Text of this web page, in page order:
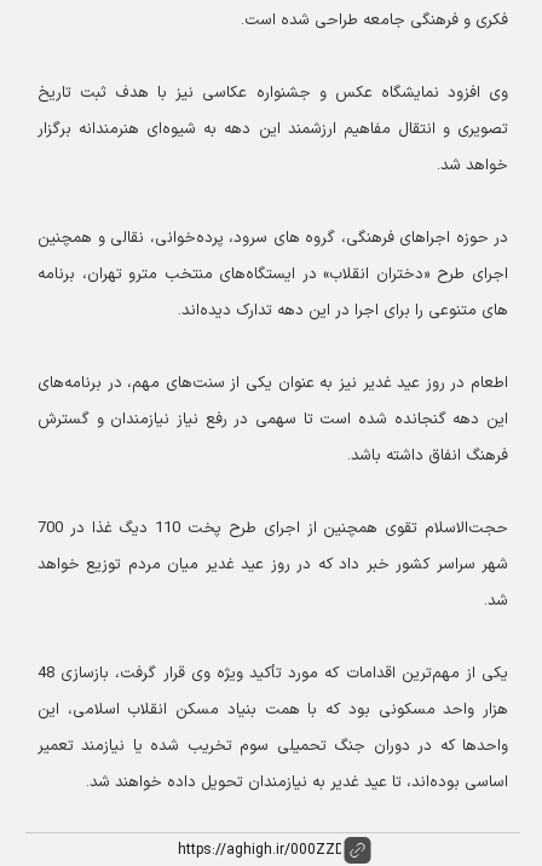
فکری و فرهنگی جامعه طراحی شده است.
وی افزود نمایشگاه عکس و جشنواره عکاسی نیز با هدف ثبت تاریخ
تصویری و انتقال مفاهیم ارزشمند این دهه به شیوه‌ای هنرمندانه برگزار
خواهد شد.
در حوزه اجراهای فرهنگی، گروه های سرود، پرده‌خوانی، نقالی و همچنین
اجرای طرح «دختران انقلاب» در ایستگاه‌های منتخب مترو تهران، برنامه
های متنوعی را برای اجرا در این دهه تدارک دیده‌اند.
اطعام در روز عید غدیر نیز به عنوان یکی از سنت‌های مهم، در برنامه‌های
این دهه گنجانده شده است تا سهمی در رفع نیاز نیازمندان و گسترش
فرهنگ انفاق داشته باشد.
حجت‌الاسلام تقوی همچنین از اجرای طرح پخت 110 دیگ غذا در 700
شهر سراسر کشور خبر داد که در روز عید غدیر میان مردم توزیع خواهد
شد.
یکی از مهم‌ترین اقدامات که مورد تأکید ویژه وی قرار گرفت، بازسازی 48
هزار واحد مسکونی بود که با همت بنیاد مسکن انقلاب اسلامی، این
واحدها که در دوران جنگ تحمیلی سوم تخریب شده یا نیازمند تعمیر
اساسی بوده‌اند، تا عید غدیر به نیازمندان تحویل داده خواهند شد.